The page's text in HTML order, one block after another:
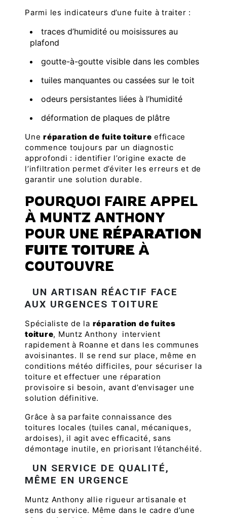
Parmi les indicateurs d’une fuite à traiter :
traces d’humidité ou moisissures au
plafond
goutte-à-goutte visible dans les combles
tuiles manquantes ou cassées sur le toit
odeurs persistantes liées à l’humidité
déformation de plaques de plâtre
Une réparation de fuite toiture efficace
commence toujours par un diagnostic
approfondi : identifier l’origine exacte de
l’infiltration permet d’éviter les erreurs et de
garantir une solution durable.
POURQUOI FAIRE APPEL
À MUNTZ ANTHONY
POUR UNE RÉPARATION
FUITE TOITURE À
COUTOUVRE
UN ARTISAN RÉACTIF FACE
AUX URGENCES TOITURE
Spécialiste de la réparation de fuites
toiture, Muntz Anthony intervient
rapidement à Roanne et dans les communes
avoisinantes. Il se rend sur place, même en
conditions météo difficiles, pour sécuriser la
toiture et effectuer une réparation
provisoire si besoin, avant d’envisager une
solution définitive.
Grâce à sa parfaite connaissance des
toitures locales (tuiles canal, mécaniques,
ardoises), il agit avec efficacité, sans
démontage inutile, en priorisant l’étanchéité.
UN SERVICE DE QUALITÉ,
MÊME EN URGENCE
Muntz Anthony allie rigueur artisanale et
sens du service. Même dans le cadre d’une